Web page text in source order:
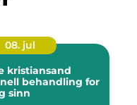
08. jul
kristiansand
behandling for
sinn